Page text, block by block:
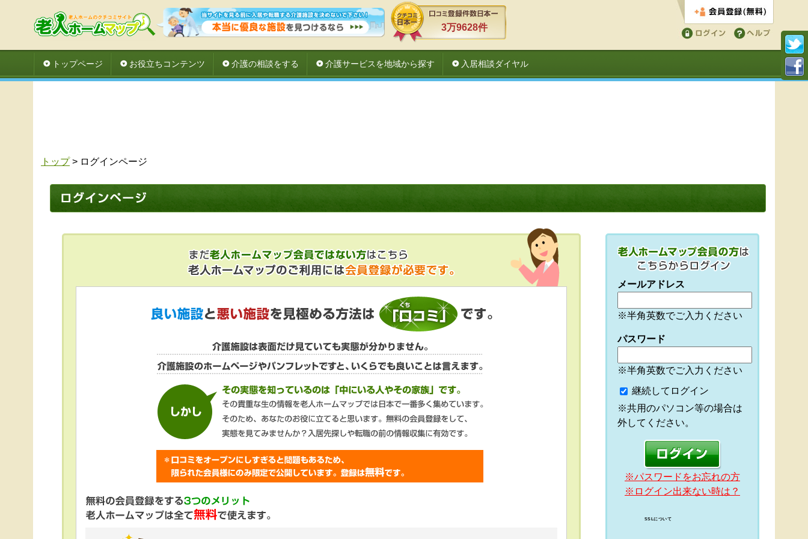
3万9628件
会員登録する
トップページ
お役立ちコンテンツ 介護の相談をする 介護サービスを地域から探す 入居相談ダイヤル
トップ> ログインページ
メールアドレス
※半角英数でご入力ください
パスワード
※半角英数でご入力ください
継続してログイン
※共用のパソコン等の場合は
外してください。
※パスワードをお忘れの方
※ログイン出来ない時は？
SSLについて